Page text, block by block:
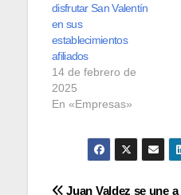
disfrutar San Valentín
en sus
establecimientos
afiliados
14 de febrero de
2025
En «Empresas»
Juan Valdez se une a